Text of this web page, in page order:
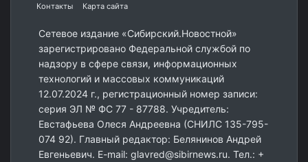
Контакты
Карта сайта
Сетевое издание «Сибирский.Новостной»
зарегистрировано Федеральной службой по
надзору в сфере связи, информационных
технологий и массовых коммуникаций
12.07.2024 г., регистрационный номер записи:
серия ЭЛ № ФС 77 - 87788. Учредитель:
Евстафьева Олеся Андреевна (СНИЛС 135-795-
074 92). Главный редактор: Белянинов Андрей
Евгеньевич. E-mail: glavred@sibirnews.ru. Тел.: +